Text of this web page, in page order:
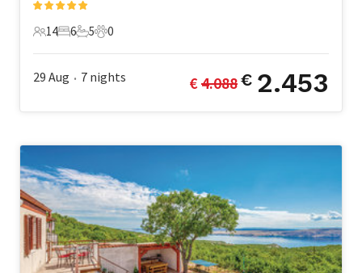
14 Gäste
14
6 Schlafzimmer
6
5 Badezimmer
5
0 Haustiere
0
29 Aug • 7 nights € 4.088€ 2.453